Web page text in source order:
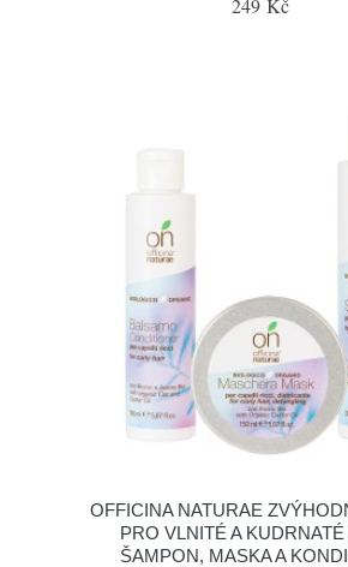
249 Kč
OFFICINA NATURAE
PRO VLNITÉ A
ŠAMPON, MASKA A